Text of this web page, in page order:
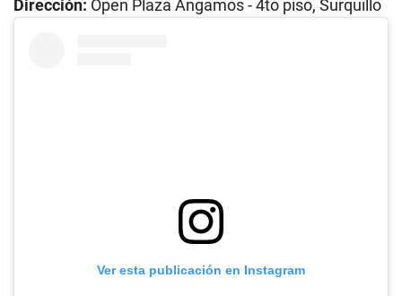
Dirección: Open Plaza Angamos - 4to piso, Surquillo
Ver esta publicación en Instagram